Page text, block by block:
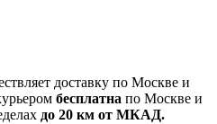
доставку по Москве и
бесплатна по Москве и
до 20 км от МКАД.